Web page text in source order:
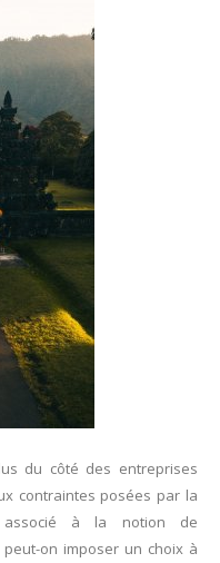
du côté des entreprises
contraintes posées par la
associé à la notion de
peut-on imposer un choix à